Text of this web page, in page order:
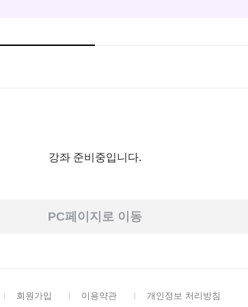
강좌 준비중입니다.
PC페이지로 이동
회원가입 이용약관 개인정보 처리방침